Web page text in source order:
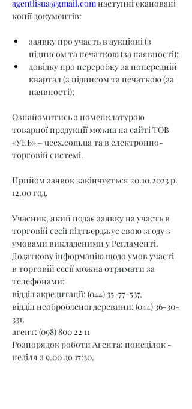
agentlisua@gmail.com наступні скановані
копії документів:
заявку про участь в аукціоні (з
підписом та печаткою (за наявності);
довідку про переробку за попередній
квартал (з підписом та печаткою (за
наявності);
Ознайомитись з номенклатурою
товарної продукції можна на сайті ТОВ
«УЕБ» – ueex.com.ua та в електронно-
торговій системі.
Прийом заявок закінчується 20.10.2023 р.
12.00 год.
Учасник, який подає заявку на участь в
торговій сесії підтверджує свою згоду з
умовами викладеними у Регламенті.
Додаткову інформацію щодо умов участі
в торговій сесії можна отримати за
телефонами:
відділ акредитації: (044) 35-77-537,
відділ необробленої деревини: (044) 36-30-
331,
агент: (098) 800 22 11
Розпорядок роботи Агента: понеділок -
неділя з 9.00 до 17:30.